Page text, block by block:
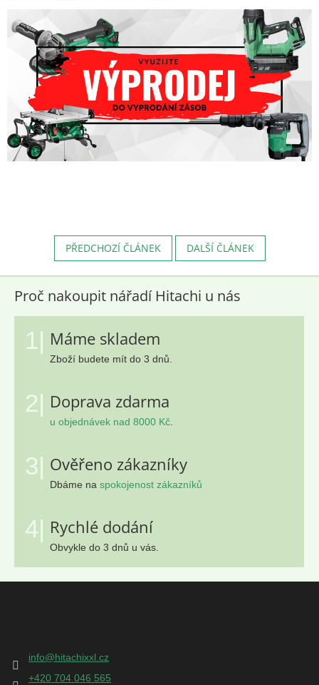
PŘEDCHOZÍ ČLÁNEK DALŠÍ ČLÁNEK
Proč nakoupit nářadí Hitachi u nás
1| Máme skladem
Zboží budete mít do 3 dnů.
2| Doprava zdarma
u objednávek nad 8000 Kč
3| Ověřeno zákazníky
Dbáme na spokojenost zákazníků
4| Rychlé dodání
Obvykle do 3 dnů u vás.
info@hitachixxl.cz
+420 704 046 565